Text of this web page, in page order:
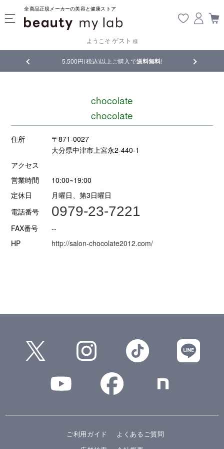
全商品正規メーカーの美容と健康ストア
ようこそ ゲスト 様
5,500円(税込)以上ご購入で送料無料! 【重要】
chocolate
chocolate
住所
〒871-0027
大分県中津市上宮永2-440-1
アクセス
営業時間
10:00~19:00
定休日
月曜日、第3日曜日
電話番号
0979-23-7221
FAX番号
--
HP
http://salon-chocolate2012.com/
ご利用ガイド
よくあるご質問